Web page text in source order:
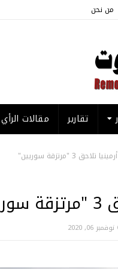
من نحن
تقارير مقالات الرأي
أرمينيا تلاحق 3 "مرتزقة سوريين"
نوفمبر 06, 2020